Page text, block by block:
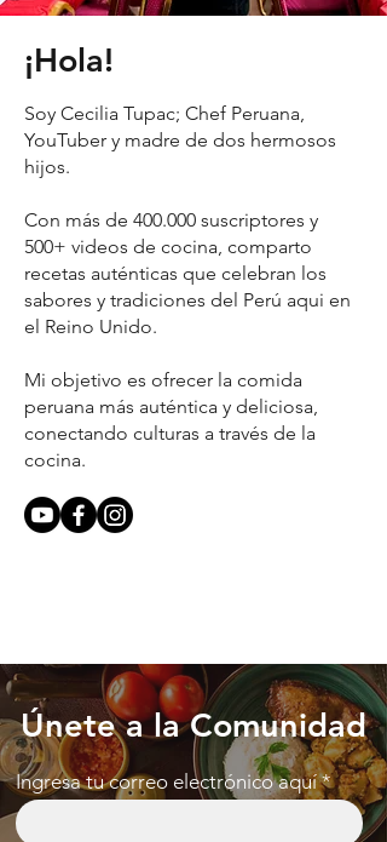
¡Hola!
Soy Cecilia Tupac; Chef Peruana,
YouTuber y madre de dos hermosos
hijos.
Con más de 400.000 suscriptores y
500+ videos de cocina, comparto
recetas auténticas que celebran los
sabores y tradiciones del Perú aqui en
el Reino Unido.
Mi objetivo es ofrecer la comida
peruana más auténtica y deliciosa,
conectando culturas a través de la
cocina.
Únete a la Comunidad
Ingresa tu correo electrónico aquí